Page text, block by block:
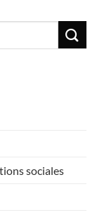
sociales